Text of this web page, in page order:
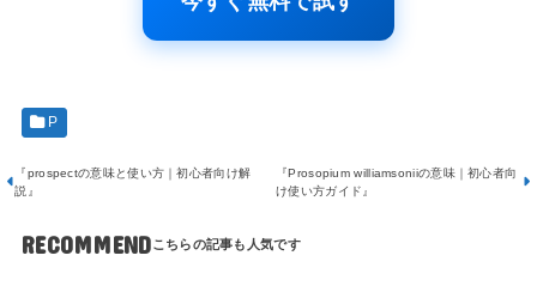
P
『prospectの意味と使い方｜初心者向け解
説』
『Prosopium williamsoniiの意味｜初心者向
け使い方ガイド』
RECOMMEND